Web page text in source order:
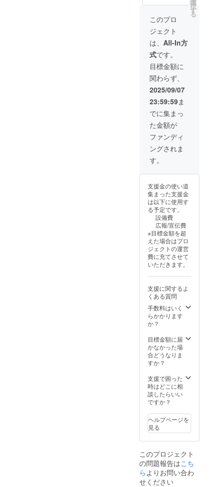
期限：2026年12
月末 ♢支援者様
との日程調整や
ご相談の有効期
限であり講演会
の開催の有効期
限は ご相談か
ら約一年間とし
ます。 ♢支援者
様側の交通費・
ご負担くださ
い。 ♢提供者側
の交通費・滞在
費は自己負担い
たします。 ♢詳
細については
メールにてご連
絡いたします。
♢講演内容のお
問い合わせやご
相談はメールま
たはお電話でご
対応いたしま
す。 (ご希望に
よっては対面で
のご対応も承り
ます。)
選
択
す
る
このプロ
ジェクト
は、 All-In方
式です。
目標金額に
関わらず、
2025/09/07
23:59:59ま
でに集まっ
た金額が
ファンディ
ングされま
す。
支援金の使い道
集まった支援金
は以下に使用す
る予定です。
設備費
広報/宣伝費
※目標金額を超
えた場合はプロ
ジェクトの運営
費に充てさせて
いただきます。
支援に関するよ
くある質問
手数料はいく
らかかります
か？
目標金額に届
かなかった場
合どうなりま
すか？
支援で困った
時はどこに相
談したらいい
ですか？
ヘルプページを
見る
このプロジェクト
の問題報告はこち
ら よりお問い合わ
せください